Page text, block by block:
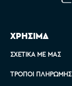
ΧΡΗΣΙΜΑ
ΣΧΕΤΙΚΆ ΜΕ ΜΑΣ
ΤΡΌΠΟΙ ΠΛΗΡΩΜΉΣ